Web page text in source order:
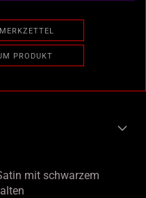
PRODUKT
mit schwarzem